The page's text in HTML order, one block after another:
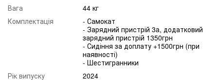
Вага
44 кг
Комплектація
- Самокат
- Зарядний пристрій 3a, додатковий
зарядний пристрій 1350грн
- Сидіння за доплату +1500грн (при
наявності)
- Шестигранники
Рік випуску
2024